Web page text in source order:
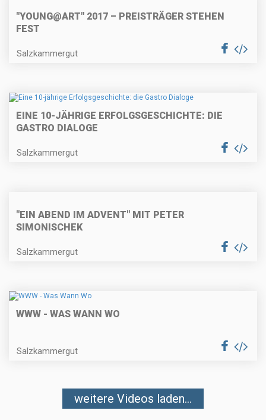
"YOUNG@ART" 2017 – PREISTRÄGER STEHEN
FEST
Salzkammergut
EINE 10-JÄHRIGE ERFOLGSGESCHICHTE: DIE
GASTRO DIALOGE
Salzkammergut
"EIN ABEND IM ADVENT" MIT PETER
SIMONISCHEK
Salzkammergut
WWW - WAS WANN WO
Salzkammergut
weitere Videos laden...